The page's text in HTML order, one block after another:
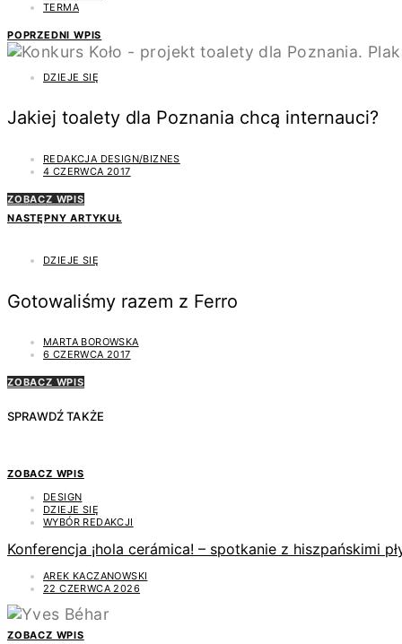
TERMA
POPRZEDNI WPIS
DZIEJE SIĘ
Jakiej toalety dla Poznania chcą internauci?
REDAKCJA DESIGN/BIZNES
4 CZERWCA 2017
ZOBACZ WPIS
NASTĘPNY ARTYKUŁ
DZIEJE SIĘ
Gotowaliśmy razem z Ferro
MARTA BOROWSKA
6 CZERWCA 2017
ZOBACZ WPIS
SPRAWDŹ TAKŻE
ZOBACZ WPIS
DESIGN
DZIEJE SIĘ
WYBÓR REDAKCJI
Konferencja ¡hola cerámica! – spotkanie z hiszpańskimi
AREK KACZANOWSKI
22 CZERWCA 2026
ZOBACZ WPIS